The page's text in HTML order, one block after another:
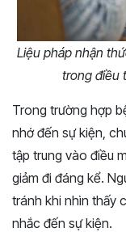
Liệu pháp nhận
trong điều
Trong trường hợp
nhớ đến sự kiện,
tập trung vào điều
giảm đi đáng kể.
tránh khi nhìn thấy
nhắc đến sự kiện.